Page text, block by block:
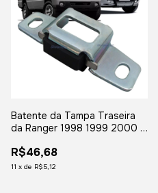
Batente da Tampa Traseira
da Ranger 1998 1999 2000 a
2001 em Diante
R$46,68
11 x de R$5,12